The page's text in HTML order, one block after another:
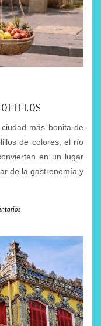
más bonita de
de colores, el río
en un lugar
de la gastronomía y